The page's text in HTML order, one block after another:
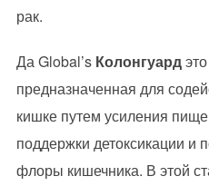
рак.
Да Global’s Колонгуард
предназначенная для
кишке путем усиления
поддержки детоксикации и
флоры кишечника. В этой